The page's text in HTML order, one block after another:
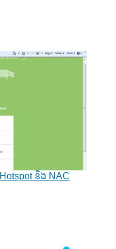
និង​ NAC